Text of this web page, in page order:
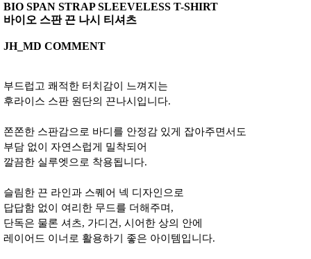
BIO SPAN STRAP SLEEVELESS T-SHIRT
바이오 스판 끈 나시 티셔츠
JH_MD COMMENT
부드럽고 쾌적한 터치감이 느껴지는
후라이스 스판 원단의 끈나시입니다.
쫀쫀한 스판감으로 바디를 안정감 있게 잡아주면서도
부담 없이 자연스럽게 밀착되어
깔끔한 실루엣으로 착용됩니다.
슬림한 끈 라인과 스퀘어 넥 디자인으로
답답함 없이 여리한 무드를 더해주며,
단독은 물론 셔츠, 가디건, 시어한 상의 안에
레이어드 이너로 활용하기 좋은 아이템입니다.